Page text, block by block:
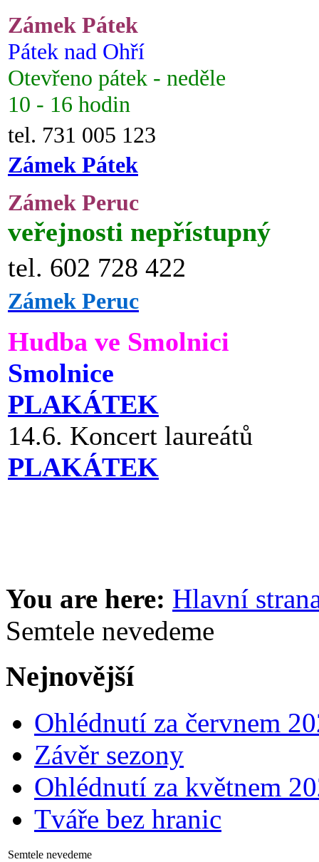
Zámek Pátek
Pátek nad Ohří
Otevřeno pátek - neděle
10 - 16 hodin
tel. 731 005 123
Zámek Pátek
Zámek Peruc
veřejnosti nepřístupný
tel. 602 728 422
Zámek Peruc
Hudba ve Smolnici
Smolnice
PLAKÁTEK
14.6. Koncert laureátů
PLAKÁTEK
You are here: Hlavní
Semtele nevedeme
Nejnovější
Ohlédnutí za červnem
Závěr sezony
Ohlédnutí za květnem
Tváře bez hranic
Semtele nevedeme